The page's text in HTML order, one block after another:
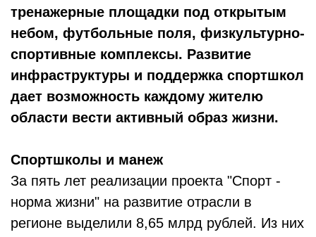
тренажерные площадки под открытым
небом, футбольные поля, физкультурно-
спортивные комплексы. Развитие
инфраструктуры и поддержка спортшкол
дает возможность каждому жителю
области вести активный образ жизни.
Спортшколы и манеж
За пять лет реализации проекта "Спорт -
норма жизни" на развитие отрасли в
регионе выделили 8,65 млрд рублей. Из них